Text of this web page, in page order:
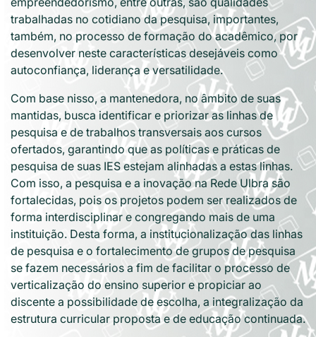
trabalhadas no cotidiano da pesquisa, importantes,
também, no processo de formação do acadêmico, por
desenvolver neste características desejáveis como
autoconfiança, liderança e versatilidade.
Com base nisso, a mantenedora, no âmbito de suas
mantidas, busca identificar e priorizar as linhas de
pesquisa e de trabalhos transversais aos cursos
ofertados, garantindo que as políticas e práticas de
pesquisa de suas IES estejam alinhadas a estas linhas.
Com isso, a pesquisa e a inovação na Rede Ulbra são
fortalecidas, pois os projetos podem ser realizados de
forma interdisciplinar e congregando mais de uma
instituição. Desta forma, a institucionalização das linhas
de pesquisa e o fortalecimento de grupos de pesquisa
se fazem necessários a fim de facilitar o processo de
verticalização do ensino superior e propiciar ao
discente a possibilidade de escolha, a integralização da
estrutura curricular proposta e de educação continuada.